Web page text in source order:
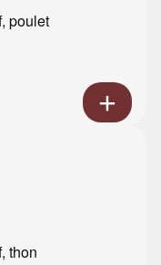
poulet
thon